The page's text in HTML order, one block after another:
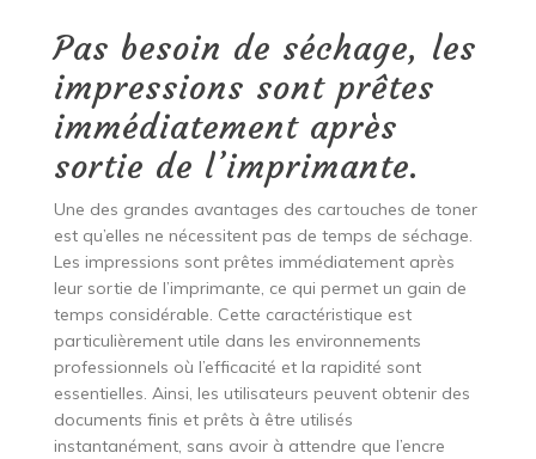
Pas besoin de séchage, les
impressions sont prêtes
immédiatement après
sortie de l’imprimante.
Une des grandes avantages des cartouches de toner
est qu’elles ne nécessitent pas de temps de séchage.
Les impressions sont prêtes immédiatement après
leur sortie de l’imprimante, ce qui permet un gain de
temps considérable. Cette caractéristique est
particulièrement utile dans les environnements
professionnels où l’efficacité et la rapidité sont
essentielles. Ainsi, les utilisateurs peuvent obtenir des
documents finis et prêts à être utilisés
instantanément, sans avoir à attendre que l’encre